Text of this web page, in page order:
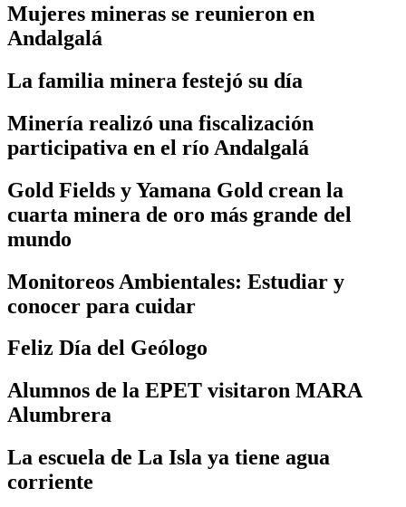
Mujeres mineras se reunieron en
Andalgalá
La familia minera festejó su día
Minería realizó una fiscalización
participativa en el río Andalgalá
Gold Fields y Yamana Gold crean la
cuarta minera de oro más grande del
mundo
Monitoreos Ambientales: Estudiar y
conocer para cuidar
Feliz Día del Geólogo
Alumnos de la EPET visitaron MARA
Alumbrera
La escuela de La Isla ya tiene agua
corriente